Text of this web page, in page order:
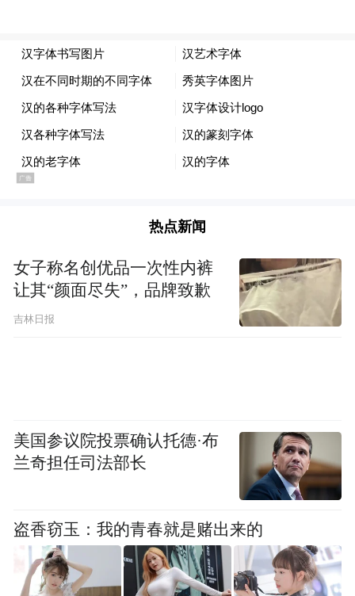
的机会了。有外国网民认为，作为军人，他
们不应该感到沮丧。还有外国网民指出，
Charm Daze止不住地微笑，像这样的人对于
当前的局势毫无概念，人们尚未做好准备，
面对即将发生的翻天覆地的变化。
当地时间3月29日，Charm Daze在社交平台X
反应。”
她写道：“我那时刚刚结束了与一名军人的交
“特别声明：以上作品内容(包括在内的视频、图片或音
频)为凤凰网旗下自媒体平台“大风号”用户上传并发
Notice: The content above (including the videos,
pictures and audios if any) is uploaded and posted
by the user of Dafeng Hao, which is a social media
platform and merely provides information storage
space services.”
热点新闻
女子称名创优品一次性内裤
让其“颜面尽失”，品牌致歉
吉林日报
美国参议院投票确认托德·布
兰奇担任司法部长
盗香窃玉：我的青春就是赌出来的